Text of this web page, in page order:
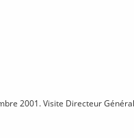
2001. Visite Directeur